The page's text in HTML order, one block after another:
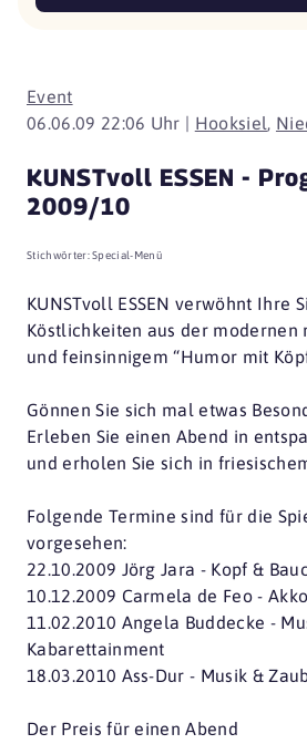
Event
06.06.09 22:06 Uhr | Hooksiel,
KUNSTvoll ESSEN -
2009/10
Stichwörter:Special-Menü
KUNSTvoll ESSEN verwöhnt Ihre
Köstlichkeiten aus der modernen
und feinsinnigem “Humor mit
Gönnen Sie sich mal etwas
Erleben Sie einen Abend in
und erholen Sie sich in
Folgende Termine sind für die
vorgesehen:
22.10.2009 Jörg Jara - Kopf &
10.12.2009 Carmela de Feo -
11.02.2010 Angela Buddecke -
Kabarettainment
18.03.2010 Ass-Dur - Musik &
Der Preis für einen Abend